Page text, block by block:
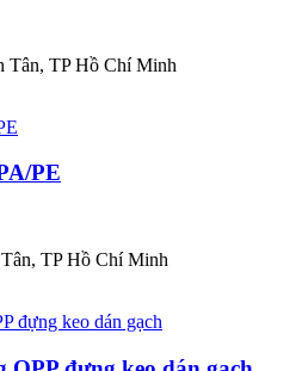
Tân, TP Hồ Chí Minh
PE
TP Hồ Chí Minh